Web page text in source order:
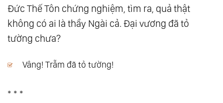
Đức Thế Tôn chứng nghiệm, tìm ra, quả thật
không có ai là thầy Ngài cả. Đại vương đã tỏ
tường chưa?
Vâng! Trẫm đã tỏ tường!
* * *